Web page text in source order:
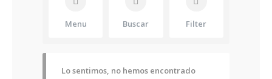
Menu Buscar Filter
Lo sentimos, no hemos encontrado